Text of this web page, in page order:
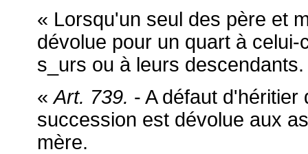
« Lorsqu'un seul des père et
dévolue pour un quart à
s_urs ou à leurs descendants.
«Art. 739. - A défaut
succession est dévolue aux
mère.